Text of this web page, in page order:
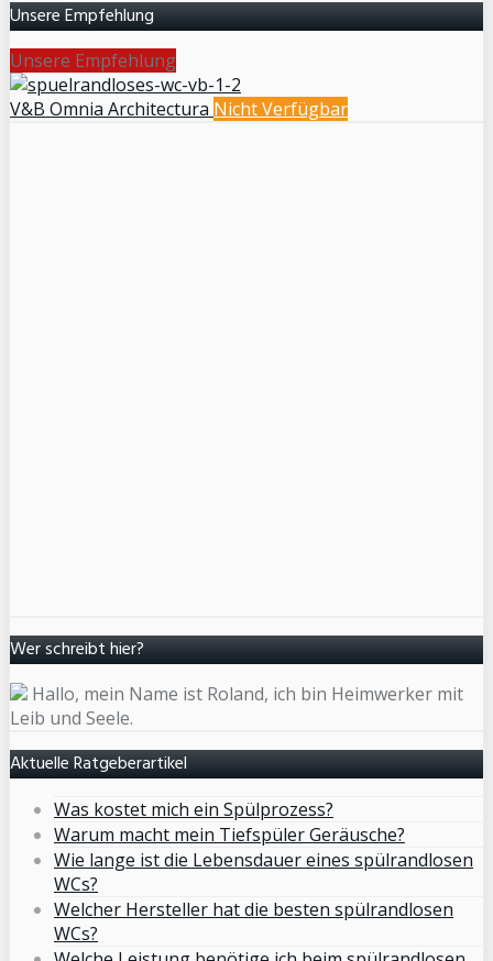
Unsere Empfehlung
Unsere Empfehlung
V&B Omnia Architectura Nicht Verfügbar
Wer schreibt hier?
Hallo, mein Name ist Roland, ich bin Heimwerker mit
Leib und Seele.
Aktuelle Ratgeberartikel
Was kostet mich ein Spülprozess?
Warum macht mein Tiefspüler Geräusche?
Wie lange ist die Lebensdauer eines spülrandlosen
WCs?
Welcher Hersteller hat die besten spülrandlosen
WCs?